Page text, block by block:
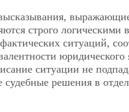
строго
ситуаций,
ситуации не
решения в